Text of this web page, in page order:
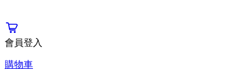
會員登入
購物車